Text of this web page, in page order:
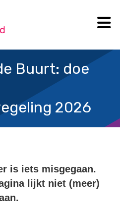
Buurt: doe
2026
is iets misgegaan.
lijkt niet (meer)